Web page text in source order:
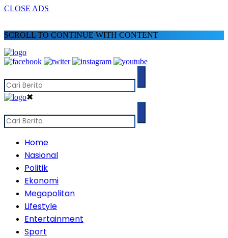
CLOSE ADS
SCROLL TO CONTINUE WITH CONTENT
✖
Home
Nasional
Politik
Ekonomi
Megapolitan
Lifestyle
Entertainment
Sport